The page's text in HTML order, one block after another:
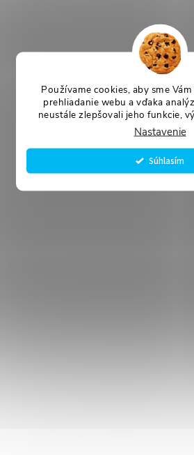
Používame cookies, aby sme
prehliadanie webu a vďaka
neustále zlepšovali jeho funkcie,
Nastavenie
Súhlasím